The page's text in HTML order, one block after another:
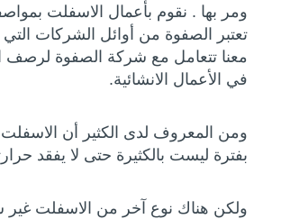
ومر بها . نقوم بأعمال الاسفلت
تعتبر الصفوة من أوائل الشركات
معنا تتعامل مع شركة الصفوة لرصف
في الأعمال الانشائية.
ومن المعروف لدى الكثير أن
بفترة ليست بالكثيرة حتى لا يفقد
ولكن هناك نوع آخر من الاسفلت غير